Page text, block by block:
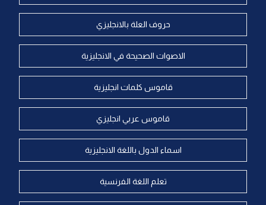
حروف العلة بالانجليزي
الاصوات الصحيحة في الانجليزية
قاموس كلمات انجليزية
قاموس عربي انجليزي
اسماء الدول باللغة الانجليزية
تعلم اللغة الفرنسية